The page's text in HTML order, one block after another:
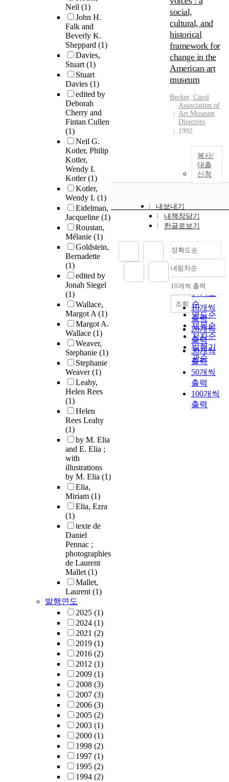
Neil (1)
John H.
Falk and
Beverly K.
Sheppard (1)
Davies,
Stuart(1)
Stuart
Davies (1)
edited by
Deborah
Cherry and
Fintan Cullen
(1)
Neil G.
Kotler, Philip
Kotler,
Wendy I.
Kotler(1)
Kotler,
Wendy I. (1)
Eidelman,
Jacqueline (1)
Roustan,
Mélanie (1)
Goldstein,
Bernadette
(1)
edited by
Jonah Siegel
(1)
Wallace,
Margot A(1)
Margot A.
Wallace (1)
Weaver,
Stephanie (1)
Stephanie
Weaver(1)
Leahy,
Helen Rees
(1)
Helen
Rees Leahy
(1)
by M. Elia
and E. Elia ;
with
illustrations
by M. Elia (1)
Elia,
Miriam (1)
Elia, Ezra
(1)
texte de
Daniel
Pennac ;
photographies
de Laurent
Mallet(1)
Mallet,
Laurent(1)
발행연도
2025 (1)
2024 (1)
2021 (2)
2019 (1)
2016 (2)
2012 (1)
2009 (1)
2008 (3)
2007 (3)
2006 (3)
2005 (2)
2003 (1)
2000 (1)
1998 (2)
1997 (1)
1995 (2)
1994 (2)
social,
cultural, and
historical
framework for
change in the
American art
museum
Becker, Carol
Association of
Art Museum
Directors
1992
복사/
대출
신청
내보내기
내책장담기
한글로보기
정확도순
정확도
순
인기도
순
연도순
제목순
저자순
발행기
관순
내림차순
내림차순
10개씩 출력
10개씩
출력
20개씩
출력
30개씩
출력
50개씩
출력
100개씩
출력
조회